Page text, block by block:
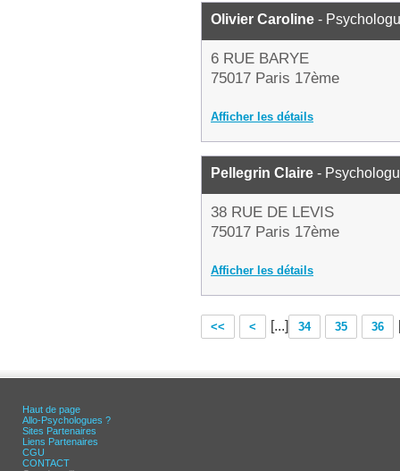
Olivier Caroline -
6 RUE BARYE
75017 Paris 17ème
Afficher les détails
Pellegrin Claire -
38 RUE DE LEVIS
75017 Paris 17ème
Afficher les détails
<< < [...] 34 35 36
Haut de page
Allo-Psychologues ?
Sites Partenaires
Liens Partenaires
CGU
CONTACT